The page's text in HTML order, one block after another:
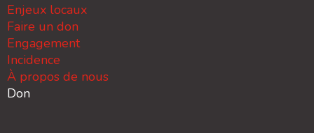
Enjeux locaux
Faire un don
Engagement
Incidence
À propos de nous
Don